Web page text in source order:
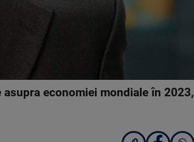
asupra economiei mondiale în 2023,